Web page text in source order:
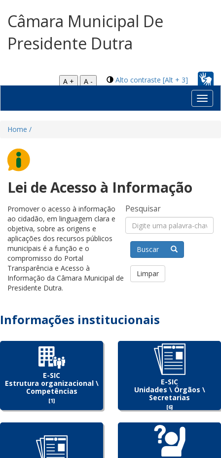
Câmara Municipal De
Presidente Dutra
Alto contraste [Alt + 3]
A +
A -
Home /
Lei de Acesso à Informação
Pesquisar
Buscar
Limpar
Promover o acesso à informação
ao cidadão, em linguagem clara e
objetiva, sobre as origens e
aplicações dos recursos públicos
municipais é a função e o
compromisso do Portal
Transparência e Acesso à
Informação da Câmara Municipal de
Presidente Dutra.
Informações institucionais
E-SIC
Estrutura organizacional \
Competências
[1]
E-SIC
Unidades \ Órgãos \
Secretarias
[6]